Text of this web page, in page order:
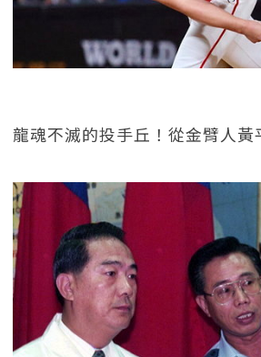
龍魂不滅的投手丘！從金臂人黃